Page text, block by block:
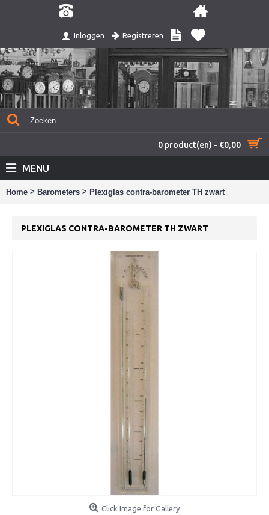
Inloggen Registreren
0 product(en) - €0,00
MENU
Home > Barometers > Plexiglas contra-barometer TH zwart
PLEXIGLAS CONTRA-BAROMETER TH ZWART
Click Image for Gallery